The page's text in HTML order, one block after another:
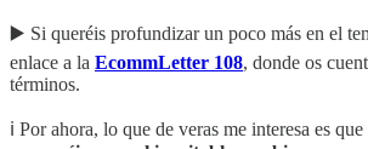
▶️ Si queréis profundizar un poco más en el
enlace a la EcommLetter 108, donde os
términos.
ℹ️ Por ahora, lo que de veras me interesa es que